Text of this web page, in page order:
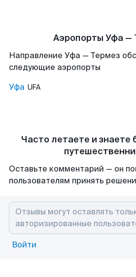
Аэропорты Уфа —
Направление Уфа — Термез
следующие аэропорты
Уфа UFA
Часто летаете и знаете
Оставьте комментарий — он
пользователям принять
Войти